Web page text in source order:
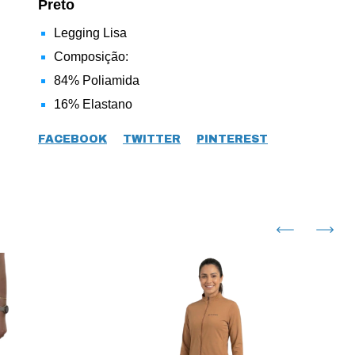
Preto
Legging Lisa
Composição:
84% Poliamida
16% Elastano
FACEBOOK TWITTER PINTEREST